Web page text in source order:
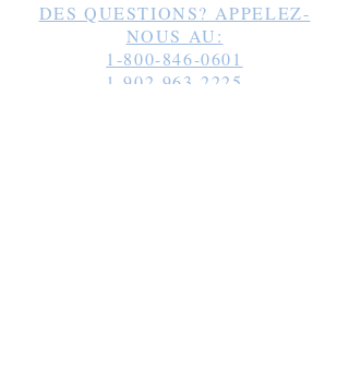
DES QUESTIONS? APPELEZ-
NOUS AU:
1-800-846-0601
1-902-963-2225